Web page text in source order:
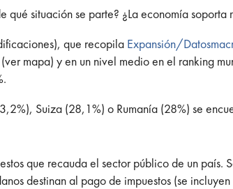
situación se parte? ¿La economía soporta
que recopila Expansión/
mapa) y en un nivel medio en el ranking
Suiza (28,1%) o Rumanía (28%) se
que recauda el sector público de un país.
destinan al pago de impuestos (se